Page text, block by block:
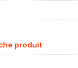
produit